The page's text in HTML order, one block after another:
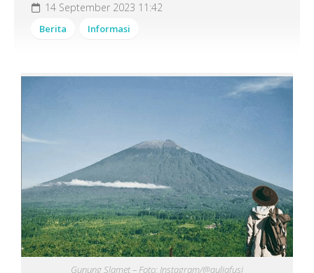
14 September 2023 11:42
Berita Informasi
Gunung Slamet – Foto: Instagram/@auliafusi